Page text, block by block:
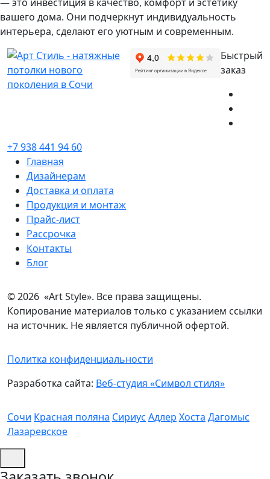
вашего дома. Они подчеркнут индивидуальность
интерьера, сделают его уютным и современным.
Быстрый
заказ
Главная
Дизайнерам
Доставка и оплата
Продукция и монтаж
Прайс-лист
Рассрочка
Контакты
Блог
+7 938 441 94 60
© 2026 «Art Style». Все права защищены.
Копирование материалов только с указанием ссылки
на источник. Не является публичной офертой.
Политка конфиденциальности
Разработка сайта: Веб-студия «Символ стиля»
Сочи Красная поляна Сириус Адлер Хоста Дагомыс
Лазаревское